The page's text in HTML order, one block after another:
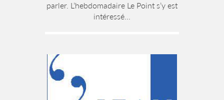
parler. L’hebdomadaire Le Point s’y est
intéressé...